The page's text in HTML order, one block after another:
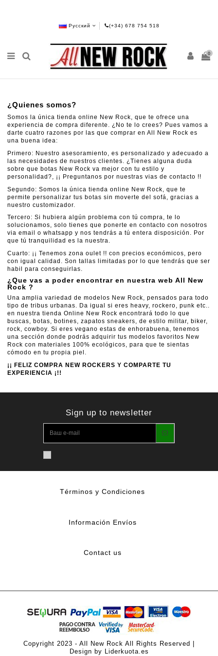
Русский (+34) 678 754 518
0
¿Quienes somos?
Somos la única tienda online New Rock, que te ofrece una
experiencia de compra diferente. ¿No te lo crees? Pues vamos a
darte cuatro razones por las que comprar en All New Rock es
una buena idea:
Primero: Nuestro asesoramiento, es personalizado y adecuado a
las necesidades de nuestros clientes. ¿Tienes alguna duda
sobre que botas New Rock va mejor con tu estilo y
personalidad?, ¡¡ Preguntanos por nuestras vias de contacto !!
Segundo: Somos la única tienda online New Rock, que te
permite personalizar tus botas sin moverte del sofá, gracias a
nuestro customizador.
Tercero: Si hubiera algún problema con tú compra, te lo
solucionamos, solo tienes que ponerte en contacto con nosotros
via email o whatsapp y nos tendrás a tú entera disposición. Por
que tú tranquilidad es la nuestra.
Cuarto: ¡¡ Tenemos zona oulet !! con precios económicos, pero
con igual calidad. Son tallas limitadas por lo que tendrás que ser
habil para conseguirlas.
¿Que vas a poder encontrar en nuestra web All New
Rock ?
Una amplia variedad de modelos New Rock, pensados para todo
tipo de tribus urbanas. Da igual si eres heavy, rockero, punk etc..
en nuestra tienda Online New Rock encontrará todo lo que
buscas, botas, botines, zapatos sneakers, de estilo militar, biker,
rock, cowboy. Si eres vegano estas de enhorabuena, tenemos
una sección donde podrás adquirir tus modelos favoritos New
Rock con materiales 100% ecológicos, para que te sientas
cómodo en tu propia piel.
¡¡ FELIZ COMPRA NEW ROCKERS Y COMPARTE TU
EXPERIENCIA ¡!!
Sign up to newsletter
Términos y Condiciones
Información Envíos
Contact us
Copyright 2023 - All New Rock All Rights Reserved |
Design by Liderkuota.es